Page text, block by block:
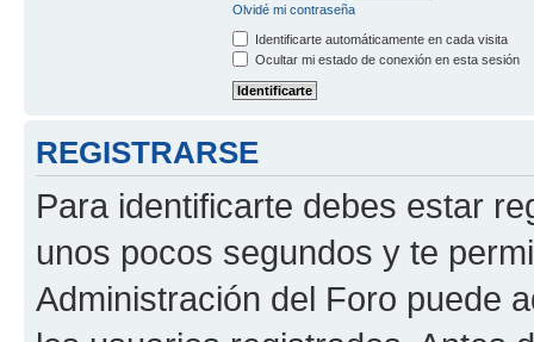
Olvidé mi contraseña
Identificarte automáticamente en cada visita
Ocultar mi estado de conexión en esta sesión
REGISTRARSE
Para identificarte debes estar
unos pocos segundos y te
Administración del Foro puede